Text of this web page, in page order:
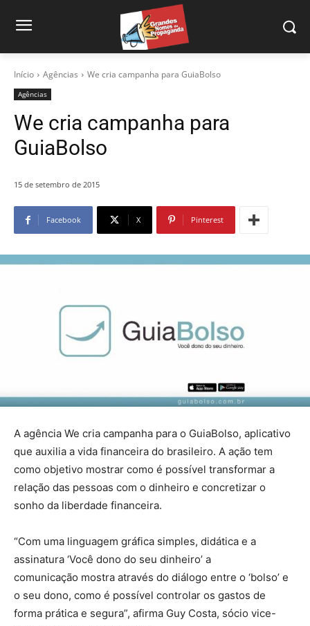
Início Agências We cria campanha para GuiaBolso
Agências
We cria campanha para
GuiaBolso
15 de setembro de 2015
Facebook X Pinterest
A agência We cria campanha para o GuiaBolso, aplicativo
que auxilia a vida financeira do brasileiro. A ação tem
como objetivo mostrar como é possível transformar a
relação das pessoas com o dinheiro e concretizar o
sonho da liberdade financeira.
“Com uma linguagem gráfica simples, didática e a
assinatura ‘Você dono do seu dinheiro’ a
comunicação mostra através do diálogo entre o ‘bolso’ e
o seu dono, como é possível controlar os gastos de
forma prática e segura”, afirma Guy Costa, sócio vice-